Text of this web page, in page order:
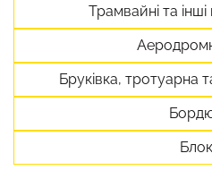
Трамвайні та
Бруківка, тротуарна